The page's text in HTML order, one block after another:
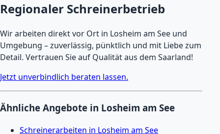
Regionaler Schreinerbetrieb
Wir arbeiten direkt vor Ort in Losheim am See und
Umgebung – zuverlässig, pünktlich und mit Liebe zum
Detail. Vertrauen Sie auf Qualität aus dem Saarland!
Jetzt unverbindlich beraten lassen.
Ähnliche Angebote in Losheim am See
Schreinerarbeiten in Losheim am See